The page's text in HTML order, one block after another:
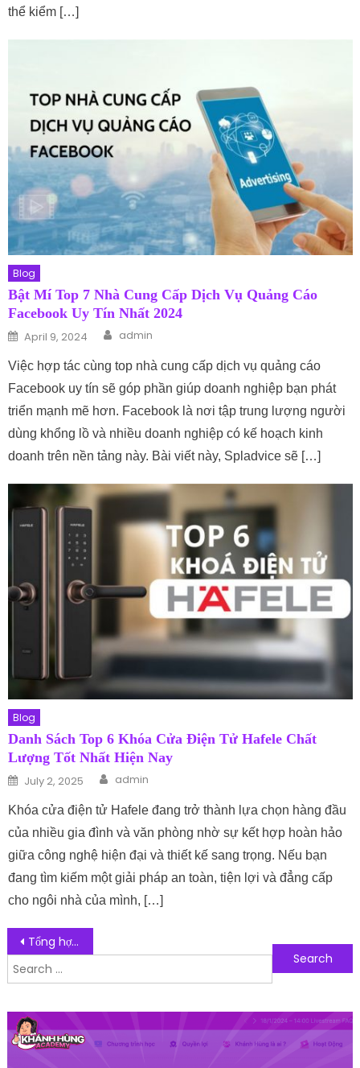
thể kiểm […]
Blog
Bật Mí Top 7 Nhà Cung Cấp Dịch Vụ Quảng Cáo
Facebook Uy Tín Nhất 2024
Posted on
April 9, 2024 Author
admin
Việc hợp tác cùng top nhà cung cấp dịch vụ quảng cáo
Facebook uy tín sẽ góp phần giúp doanh nghiệp bạn phát
triển mạnh mẽ hơn. Facebook là nơi tập trung lượng người
dùng khổng lồ và nhiều doanh nghiệp có kế hoạch kinh
doanh trên nền tảng này. Bài viết này, Spladvice sẽ […]
Blog
Danh Sách Top 6 Khóa Cửa Điện Tử Hafele Chất
Lượng Tốt Nhất Hiện Nay
Posted on
July 2, 2025 Author
admin
Khóa cửa điện tử Hafele đang trở thành lựa chọn hàng đầu
của nhiều gia đình và văn phòng nhờ sự kết hợp hoàn hảo
giữa công nghệ hiện đại và thiết kế sang trọng. Nếu bạn
đang tìm kiếm một giải pháp an toàn, tiện lợi và đẳng cấp
cho ngôi nhà của mình, […]
Post navigation
Tổng hợp 10 phần mềm quản lý mầm non phổ biến nhất hiện nay
Search for: